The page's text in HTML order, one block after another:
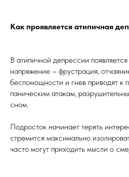
Как проявляется атипичная
В атипичной депрессии
напряжение – фрустрация,
беспомощности и гнев приводят к
паническим атакам,
сном.
Подросток начинает терять
стремится максимально
часто могут приходить мысли о